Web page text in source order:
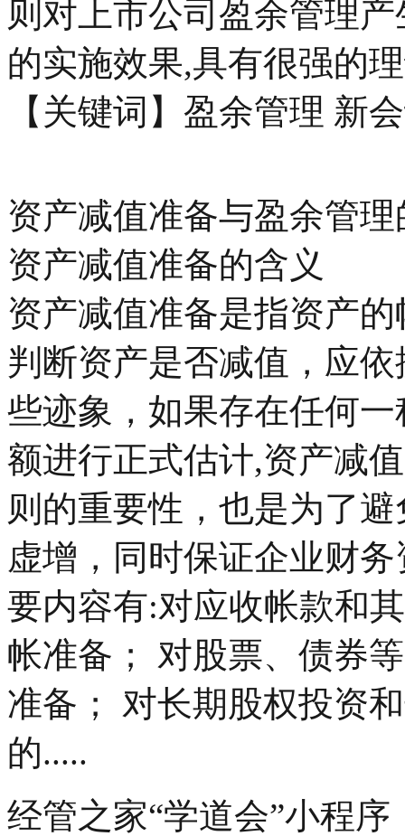
则对上市公司盈余管理
的实施效果,具有很强的
【关键词】盈余管理 新
资产减值准备与盈余管理
资产减值准备的含义
资产减值准备是指资产
判断资产是否减值，应
些迹象，如果存在任何
额进行正式估计,资产减
则的重要性，也是为了
虚增，同时保证企业财
要内容有:对应收帐款和
帐准备； 对股票、债券
准备； 对长期股权投资
的.....
经管之家“学道会”小程序